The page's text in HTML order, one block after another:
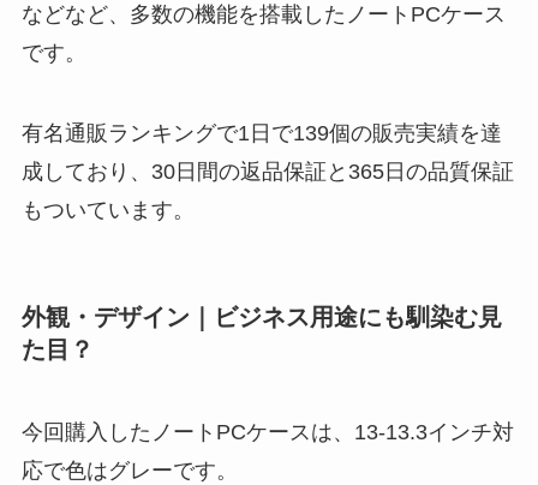
などなど、多数の機能を搭載したノートPCケース
です。
有名通販ランキングで1日で139個の販売実績を達
成しており、30日間の返品保証と365日の品質保証
もついています。
外観・デザイン｜ビジネス用途にも馴染む見
た目？
今回購入したノートPCケースは、13-13.3インチ対
応で色はグレーです。